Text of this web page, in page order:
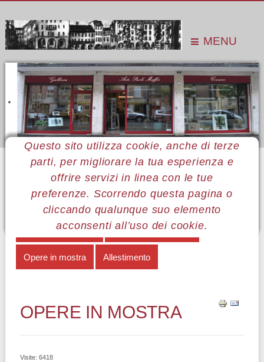
MENU
Questo sito utilizza cookie, anche di terze
parti, per migliorare la tua esperienza e
offrire servizi in linea con le tue
preferenze. Scorrendo questa pagina o
cliccando qualunque suo elemento
acconsenti all’uso dei cookie.
Sei qui: Home Le mostre Mostre 2017
Valerio Incerto
Opere in mostra
MENÙ VALERIO INCERTO
Ideogrammi urbani Note autobiografiche
Opere in mostra Allestimento
OPERE IN MOSTRA
Visite: 6418